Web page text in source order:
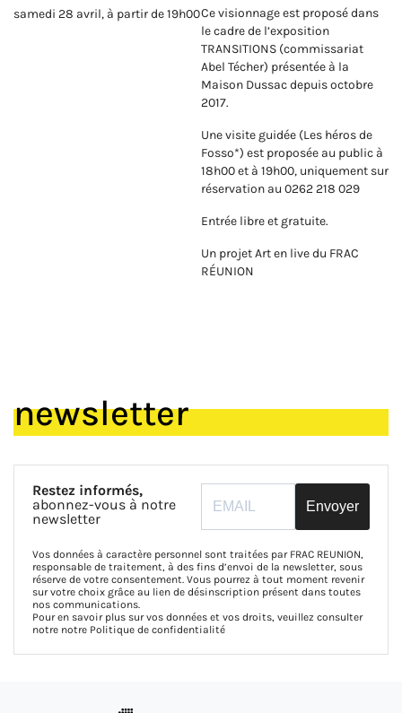
samedi 28 avril, à partir de 19h00Ce visionnage est proposé dans
le cadre de l’exposition
TRANSITIONS (commissariat
Abel Técher) présentée à la
Maison Dussac depuis octobre
2017.
Une visite guidée (Les héros de
Fosso*) est proposée au public à
18h00 et à 19h00, uniquement sur
réservation au 0262 218 029
Entrée libre et gratuite.
Un projet Art en live du FRAC
RÉUNION
newsletter
Restez informés,
abonnez-vous à notre
newsletter
Envoyer
Vos données à caractère personnel sont traitées par FRAC REUNION,
responsable de traitement, à des fins d’envoi de la newsletter, sous
réserve de votre consentement. Vous pourrez à tout moment revenir
sur votre choix grâce au lien de désinscription présent dans toutes
nos communications.
Pour en savoir plus sur vos données et vos droits, veuillez consulter
notre notre Politique de confidentialité